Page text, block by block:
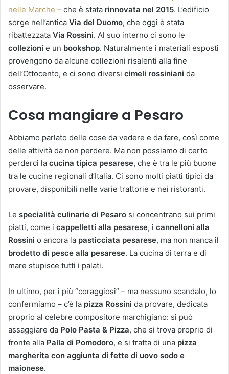
nelle Marche – che è stata rinnovata nel 2015. L’edificio
sorge nell’antica Via del Duomo, che oggi è stata
ribattezzata Via Rossini. Al suo interno ci sono le
collezioni e un bookshop. Naturalmente i materiali esposti
provengono da alcune collezioni risalenti alla fine
dell’Ottocento, e ci sono diversi cimeli rossiniani da
osservare.
Cosa mangiare a Pesaro
Abbiamo parlato delle cose da vedere e da fare, così come
delle attività da non perdere. Ma non possiamo di certo
perderci la cucina tipica pesarese, che è tra le più buone
tra le cucine regionali d’Italia. Ci sono molti piatti tipici da
provare, disponibili nelle varie trattorie e nei ristoranti.
Le specialità culinarie di Pesaro si concentrano sui primi
piatti, come i cappelletti alla pesarese, i cannelloni alla
Rossini o ancora la pasticciata pesarese, ma non manca il
brodetto di pesce alla pesarese. La cucina di terra e di
mare stupisce tutti i palati.
In ultimo, per i più “coraggiosi” – ma nessuno scandalo, lo
confermiamo – c’è la pizza Rossini da provare, dedicata
proprio al celebre compositore marchigiano: si può
assaggiare da Polo Pasta & Pizza, che si trova proprio di
fronte alla Palla di Pomodoro, e si tratta di una pizza
margherita con aggiunta di fette di uovo sodo e
maionese.